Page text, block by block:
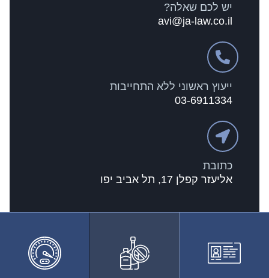
יש לכם שאלה?
avi@ja-law.co.il
ייעוץ ראשוני ללא התחייבות
03-6911334
כתובת
אליעזר קפלן 17, תל אביב יפו